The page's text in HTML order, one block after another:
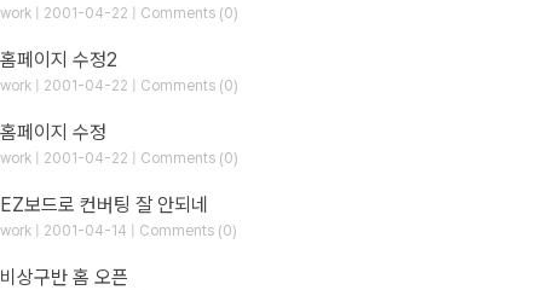
work | 2001-04-22 | Comments (0)
홈페이지 수정2
work | 2001-04-22 | Comments (0)
홈페이지 수정
work | 2001-04-22 | Comments (0)
EZ보드로 컨버팅 잘 안되네
work | 2001-04-14 | Comments (0)
비상구반 홈 오픈